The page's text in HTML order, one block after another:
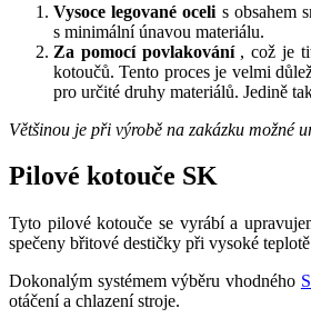
Vysoce legované oceli s obsahem
s minimální únavou materiálu.
Za pomocí povlakování, což je
kotoučů. Tento proces je velmi
pro určité druhy materiálů. Jedině
Většinou je při výrobě na zakázku možné
Pilové kotouče SK
Tyto pilové kotouče se vyrábí a
spečeny břitové destičky při vysoké
Dokonalým systémem výběru vhodného
otáčení a chlazení stroje.